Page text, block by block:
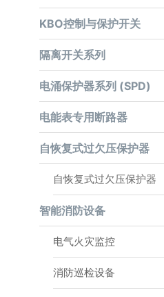
KBO控制与保护开关
隔离开关系列
电涌保护器系列 (SPD)
电能表专用断路器
自恢复式过欠压保护器
自恢复式过欠压保护器
智能消防设备
电气火灾监控
消防巡检设备